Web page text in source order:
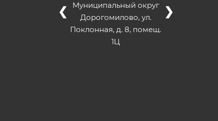
Муниципальный округ
Дорогомилово, ул.
Поклонная, д. 8, помещ.
1Ц
❮ ❯